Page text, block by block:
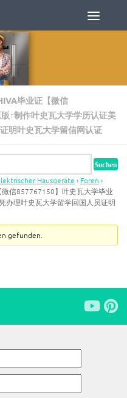
毕业证【微信
↑制作叶史瓦大学学历认证美
明叶史瓦大学留信网认证
Hausgeräte › Foren ›
信857767150】叶史瓦大学毕业
办理叶史瓦大学留学回国人员证明
gefunden.